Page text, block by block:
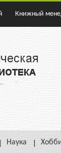
Книжный
Наука